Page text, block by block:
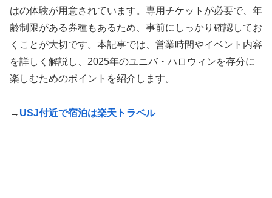
はの体験が用意されています。専用チケットが必要で、年
齢制限がある券種もあるため、事前にしっかり確認してお
くことが大切です。本記事では、営業時間やイベント内容
を詳しく解説し、2025年のユニバ・ハロウィンを存分に
楽しむためのポイントを紹介します。
→ USJ付近で宿泊は楽天トラベル